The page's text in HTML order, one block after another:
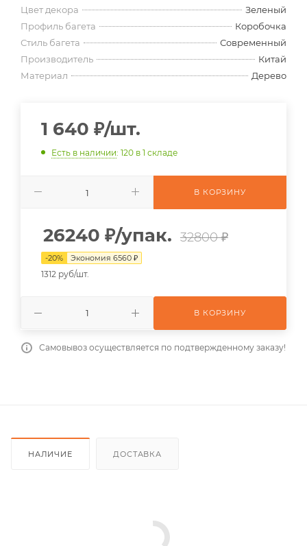
Цвет декора
Зеленый
Профиль багета
Коробочка
Стиль багета
Современный
Производитель
Китай
Материал
Дерево
1 640 ₽/шт.
Есть в наличии: 120 в 1 складе
В КОРЗИНУ
26240 ₽/упак. 32800 ₽
-20% Экономия 6560 ₽
1312 руб/шт.
В КОРЗИНУ
Самовывоз осуществляется по подтвержденному заказу!
НАЛИЧИЕ ДОСТАВКА